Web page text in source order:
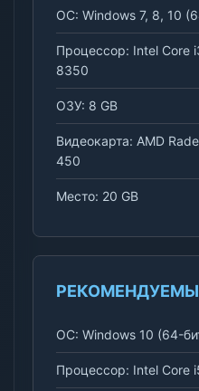
ОС: Windows 7, 8, 10
Процессор: Intel Core
8350
ОЗУ: 8 GB
Видеокарта: AMD
450
Место: 20 GB
ОС: Windows 10 (64-
Процессор: Intel Core